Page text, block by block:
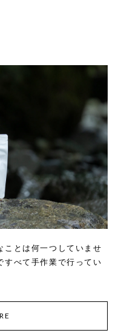
ことは何一つしていませ
すべて手作業で行ってい